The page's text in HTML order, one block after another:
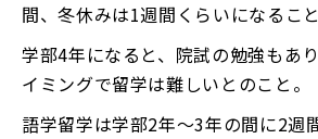
間、冬休みは1週間くらいになるこ
学部4年になると、院試の勉強もあ
イミングで留学は難しいとのこと。
語学留学は学部2年〜3年の間に2週